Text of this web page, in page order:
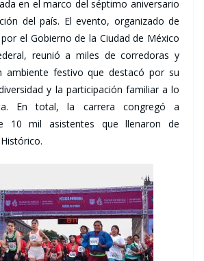
en el marco del séptimo aniversario
del país. El evento, organizado de
el Gobierno de la Ciudad de México
reunió a miles de corredoras y
ambiente festivo que destacó por su
y la participación familiar a lo
En total, la carrera congregó a
10 mil asistentes que llenaron de